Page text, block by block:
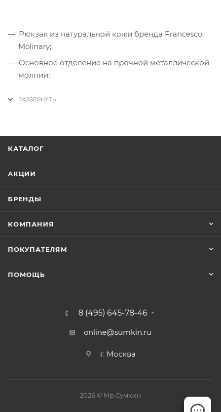
Рюкзак из натуральной кожи бренда Francesco
Molinary;
Основное отделение на прочной металлической
молнии;
дополнительный кармашек на молнии;
Внутри отделение для ноутбука 13'-15' и глубокий
карман на молнии.
КАТАЛОГ
АКЦИИ
БРЕНДЫ
КОМПАНИЯ
ПОКУПАТЕЛЯМ
ПОМОЩЬ
8 (495) 645-78-46
online@sumkin.ru
г. Москва
2026 © Mр.Сумкин